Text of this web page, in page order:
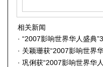
相关新闻
· “2007影响世界华人盛典
· 关颖珊获“2007影响世界
· 巩俐获“2007影响世界华